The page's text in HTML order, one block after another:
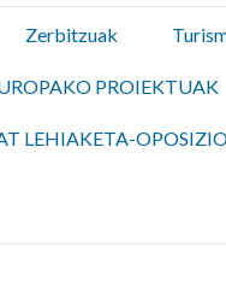
Zerbitzuak
PROIEKTUAK
LEHIAKETA-